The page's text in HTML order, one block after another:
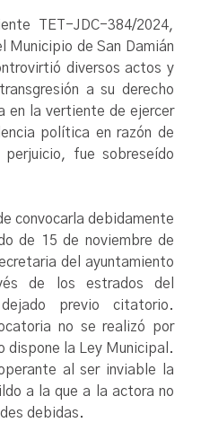
TET-JDC-384/2024,
Municipio de San Damián
diversos actos y
a su derecho
en la vertiente de ejercer
política en razón de
perjuicio, fue sobreseído
convocarla debidamente
de 15 de noviembre de
del ayuntamiento
de los estrados del
previo citatorio.
no se realizó por
dispone la Ley Municipal.
al ser inviable la
a la que a la actora no
debidas.